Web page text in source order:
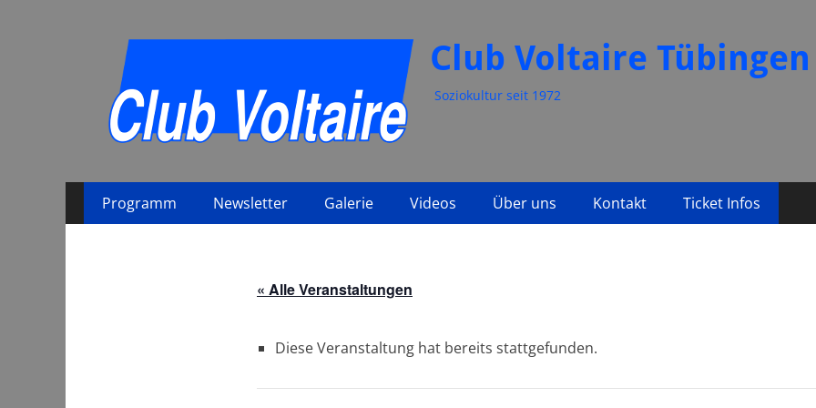
Club Voltaire Tübingen
Soziokultur seit 1972
Primäres
Menü
Inhalt
Programm Newsletter Galerie Videos Über uns Kontakt Ticket Infos
« Alle Veranstaltungen
Diese Veranstaltung hat bereits stattgefunden.